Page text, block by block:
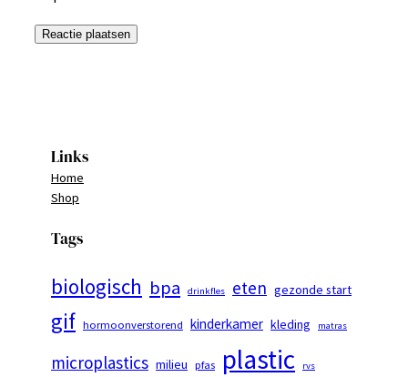
Links
Home
Shop
Tags
biologisch bpa drinkfles eten gezonde start
gif hormoonverstorend kinderkamer kleding matras
microplastics milieu pfas plastic rvs